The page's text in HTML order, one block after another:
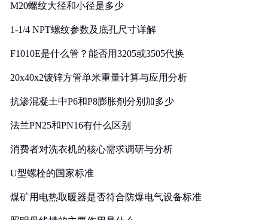
M20螺纹大径和小径是多少
1-1/4 NPT螺纹参数及底孔尺寸详解
F1010E是什么管？能否用3205或3505代换
20x40x2镀锌方管单米重量计算与应用分析
抗渗混凝土中P6和P8膨胀剂分别加多少
法兰PN25和PN16有什么区别
消费者对洗衣机的核心需求调研与分析
U型螺栓的国家标准
煤矿用电热取暖器是否符合防爆电气设备标准